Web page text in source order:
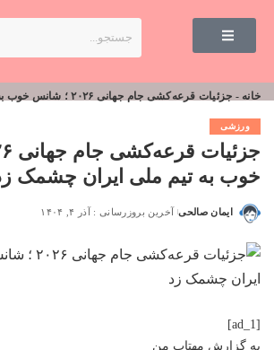
خانه - جزئیات قرعه‌کشی جام جهانی ۲۰۲۶ ؛ شانس خوب به تیم ملی ایران چشمک زد – مهتاب من
ورزشی
خوب به تیم ملی ایران چشمک
ایمان صالحی آخرین بروزرسانی : آذر ۴, ۱۴۰۴
[ad_1]
به گزارش مهتاب من